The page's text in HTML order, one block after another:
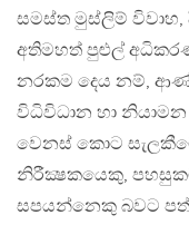
සමස්ත මුස්ලිම් විවාහ,
අතිමහත් පුළුල්
නරකම දෙය නම්,
විධිවිධාන හා
වෙනස් කොට
නිරීක්‍ෂකයෙකු,
සපයන්නෙකු බවට